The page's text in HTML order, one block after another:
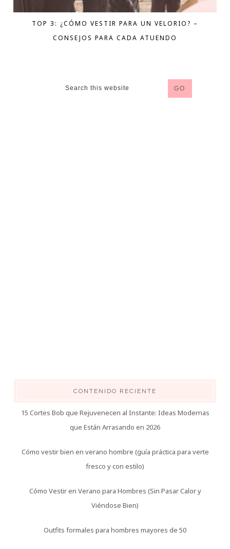
TOP 3: ¿CÓMO VESTIR PARA UN VELORIO? –
CONSEJOS PARA CADA ATUENDO
CONTENIDO RECIENTE
15 Cortes Bob que Rejuvenecen al Instante: Ideas Modernas
que Están Arrasando en 2026
Cómo vestir bien en verano hombre (guía práctica para verte
fresco y con estilo)
Cómo Vestir en Verano para Hombres (Sin Pasar Calor y
Viéndose Bien)
Outfits formales para hombres mayores de 50